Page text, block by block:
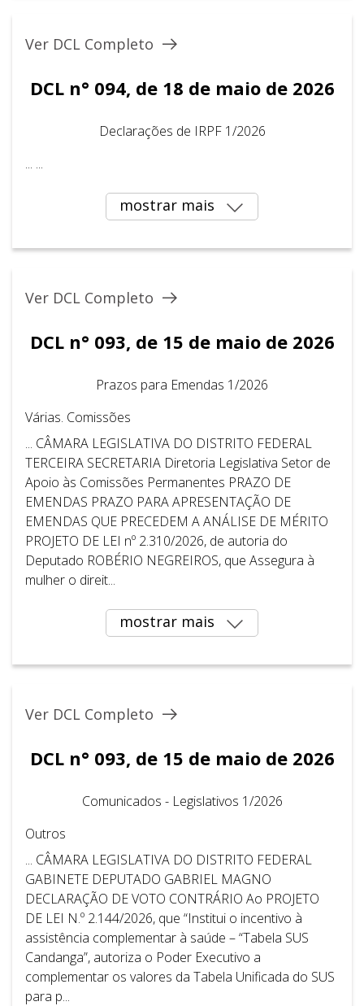
Ver DCL Completo
DCL n° 094, de 18 de maio de 2026
Declarações de IRPF 1/2026
... ...
mostrar mais
Ver DCL Completo
DCL n° 093, de 15 de maio de 2026
Prazos para Emendas 1/2026
Várias. Comissões
... CÂMARA LEGISLATIVA DO DISTRITO FEDERAL ​ ​
TERCEIRA SECRETARIA Diretoria Legislativa Setor de
Apoio às Comissões Permanentes PRAZO DE
EMENDAS PRAZO PARA APRESENTAÇÃO DE
EMENDAS QUE PRECEDEM A ANÁLISE DE MÉRITO
PROJETO DE LEI nº 2.310/2026, de autoria do
Deputado ROBÉRIO NEGREIROS, que Assegura à
mulher o direit...
mostrar mais
Ver DCL Completo
DCL n° 093, de 15 de maio de 2026
Comunicados - Legislativos 1/2026
Outros
... CÂMARA LEGISLATIVA DO DISTRITO FEDERAL
GABINETE DEPUTADO GABRIEL MAGNO
DECLARAÇÃO DE VOTO CONTRÁRIO Ao PROJETO
DE LEI N.º 2.144/2026, que “Institui o incentivo à
assistência complementar à saúde – “Tabela SUS
Candanga”, autoriza o Poder Executivo a
complementar os valores da Tabela Unificada do SUS
para p...